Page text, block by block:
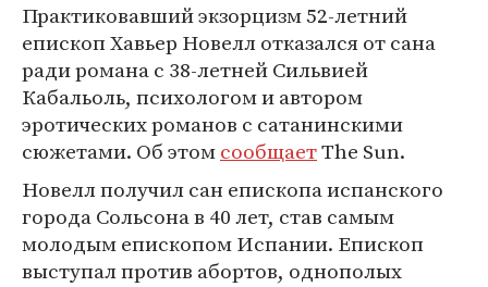
Практиковавший экзорцизм 52-летний
епископ Хавьер Новелл отказался от сана
ради романа с 38-летней Сильвией
Кабальоль, психологом и автором
эротических романов с сатанинскими
сюжетами. Об этомсообщаетThe Sun.
Новелл получил сан епископа испанского
города Сольсона в 40 лет, став самым
молодым епископом Испании. Епископ
выступал против абортов, однополых